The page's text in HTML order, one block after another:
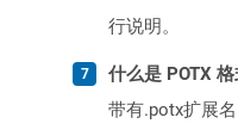
行说明。
什么是 POTX 格
带有.potx扩展